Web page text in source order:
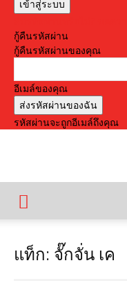
กู้คืนรหัสผ่าน
กู้คืนรหัสผ่านของคุณ
อีเมล์ของคุณ
รหัสผ่านจะถูกอีเมล์ถึงคุณ
แท็ก: จั๊กจั่น เค